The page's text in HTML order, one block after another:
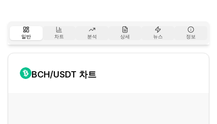
일반 차트 분석 상세 뉴스 정보
BCH/USDT 차트